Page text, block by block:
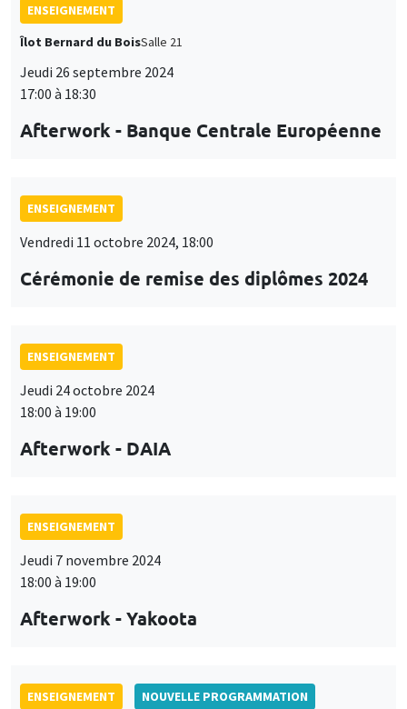
ENSEIGNEMENT
Îlot Bernard du BoisSalle 21
Jeudi 26 septembre 2024
17:00 à 18:30
Afterwork - Banque Centrale Européenne
ENSEIGNEMENT
Vendredi 11 octobre 2024, 18:00
Cérémonie de remise des diplômes 2024
ENSEIGNEMENT
Jeudi 24 octobre 2024
18:00 à 19:00
Afterwork - DAIA
ENSEIGNEMENT
Jeudi 7 novembre 2024
18:00 à 19:00
Afterwork - Yakoota
ENSEIGNEMENT NOUVELLE PROGRAMMATION